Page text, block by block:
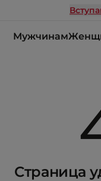
Мужчинам
Страница